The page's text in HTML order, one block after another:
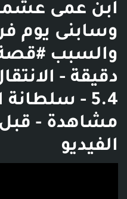
ابن عمى
وسابنى يوم
دقيقة -
الفيديو